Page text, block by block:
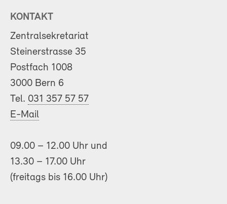
KONTAKT
Zentralsekretariat
Steinerstrasse 35
Postfach 1008
3000 Bern 6
Tel. 031 357 57 57
E-Mail
09.00 – 12.00 Uhr und
13.30 – 17.00 Uhr
(freitags bis 16.00 Uhr)